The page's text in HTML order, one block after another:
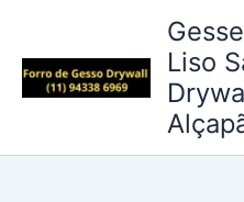
conteúdo
Liso